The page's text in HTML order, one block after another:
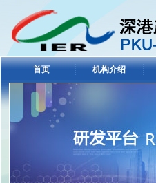
首页 机构介绍